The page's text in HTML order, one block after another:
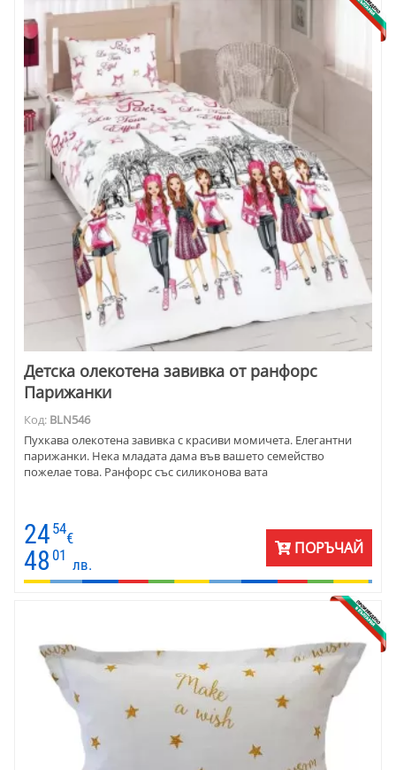
Детска олекотена завивка от ранфорс
Парижанки
Код: BLN546
Пухкава олекотена завивка с красиви момичета. Елегантни
парижанки. Нека младата дама във вашето семейство
пожелае това. Ранфорс със силиконова вата
24 54
€
48 01
лв.
ПОРЪЧАЙ